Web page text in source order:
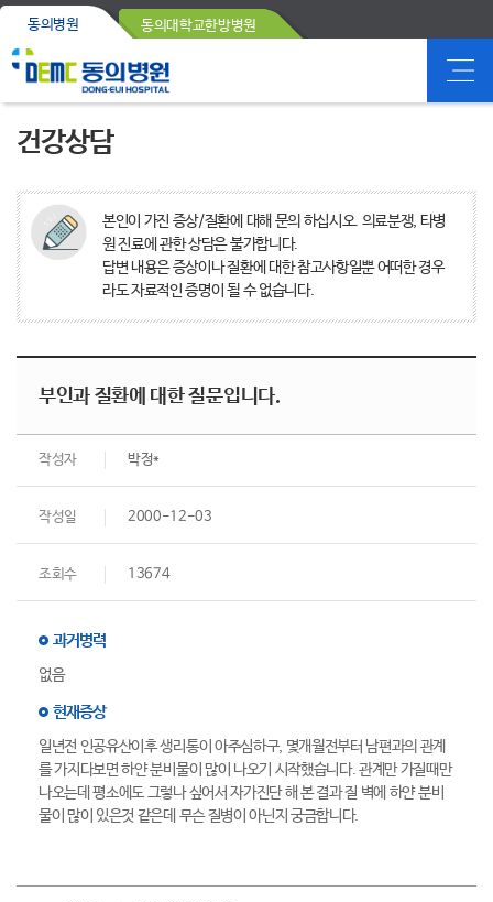
동의병원 동의대학교한방병원
건강상담
본인이 가진 증상/질환에 대해 문의 하십시오. 의료분쟁, 타병
원 진료에 관한 상담은 불가합니다.
답변 내용은 증상이나 질환에 대한 참고사항일뿐 어떠한 경우
라도 자료적인 증명이 될 수 없습니다.
부인과 질환에 대한 질문입니다.
작성자 박정*
작성일 2000-12-03
조회수 13674
과거병력
없음
현재증상
일년전 인공유산이후 생리통이 아주심하구, 몇개월전부터 남편과의 관계
를 가지다보면 하얀 분비물이 많이 나오기 시작했습니다. 관계만 가질때만
나오는데 평소에도 그렇나 싶어서 자가진단 해 본 결과 질 벽에 하얀 분비
물이 많이 있은것 같은데 무슨 질병이 아닌지 궁금합니다.